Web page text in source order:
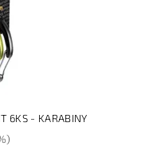
6KS - KARABINY